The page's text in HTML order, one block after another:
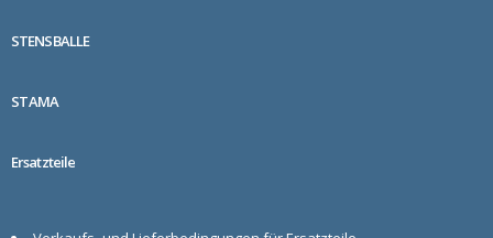
STENSBALLE
STAMA
Ersatzteile